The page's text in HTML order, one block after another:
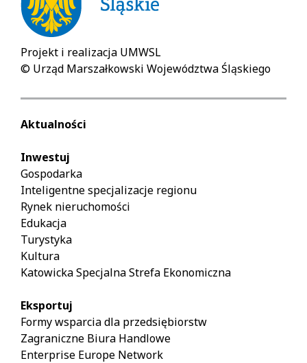
Projekt i realizacja UMWSL
© Urząd Marszałkowski Województwa Śląskiego
Aktualności
Inwestuj
Gospodarka
Inteligentne specjalizacje regionu
Rynek nieruchomości
Edukacja
Turystyka
Kultura
Katowicka Specjalna Strefa Ekonomiczna
Eksportuj
Formy wsparcia dla przedsiębiorstw
Zagraniczne Biura Handlowe
Enterprise Europe Network